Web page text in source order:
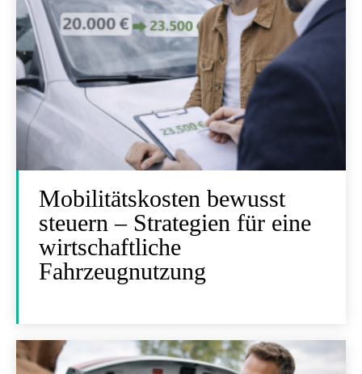
Mobilitätskosten bewusst
steuern – Strategien für eine
wirtschaftliche
Fahrzeugnutzung